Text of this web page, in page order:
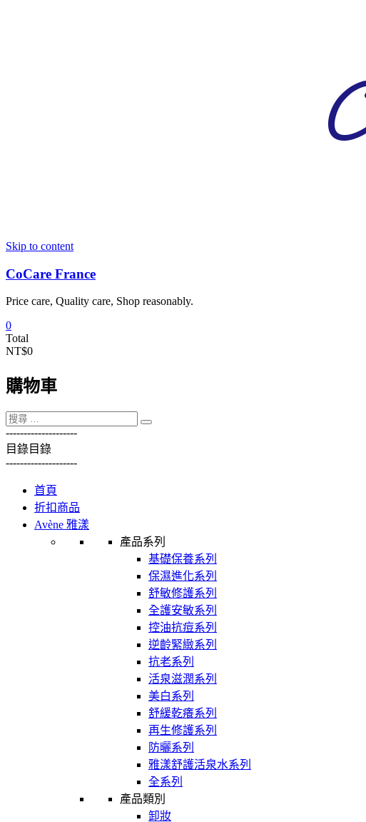
Skip to content
CoCare France
Price care, Quality care, Shop reasonably.
0
Total
NT$0
購物車
--------------------
目錄目錄
--------------------
首頁
折扣商品
Avène 雅漾
產品系列
基礎保養系列
保濕進化系列
舒敏修護系列
全護安敏系列
控油抗痘系列
逆齡緊緻系列
抗老系列
活泉滋潤系列
美白系列
舒緩乾癢系列
再生修護系列
防曬系列
雅漾舒護活泉水系列
全系列
產品類別
卸妝